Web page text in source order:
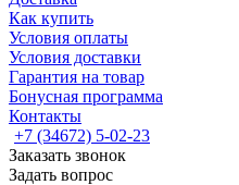
Как купить
Условия оплаты
Условия доставки
Гарантия на товар
Бонусная программа
Контакты
+7 (34672) 5-02-23
Заказать звонок
Задать вопрос